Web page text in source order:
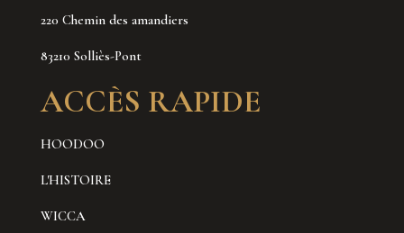
220 Chemin des amandiers
83210 Solliès-Pont
ACCÈS RAPIDE
HOODOO
L'HISTOIRE
WICCA